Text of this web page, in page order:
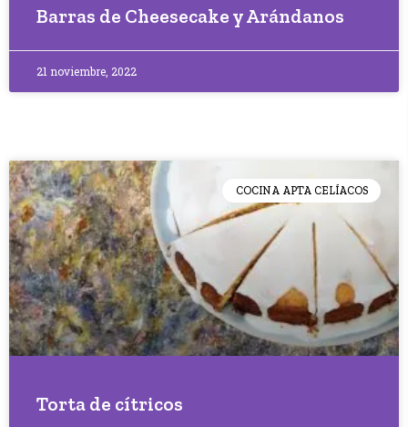
Barras de Cheesecake y Arándanos
21 noviembre, 2022
COCINA APTA CELÍACOS
Torta de cítricos